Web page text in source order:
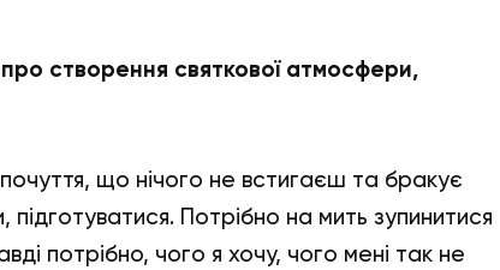
створення святкової атмосфери,
що нічого не встигаєш та бракує
Потрібно на мить зупинитися
потрібно, чого я хочу, чого мені так не